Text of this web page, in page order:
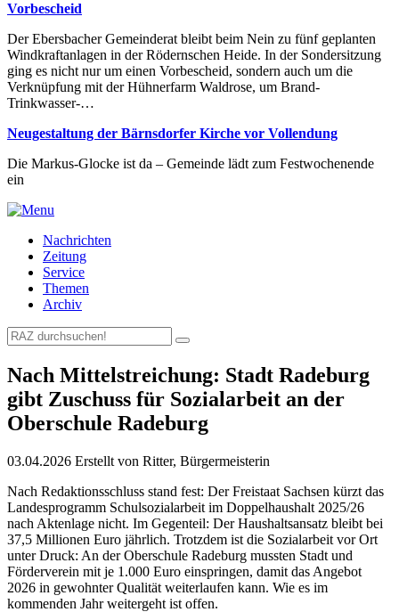
Vorbescheid
Der Ebersbacher Gemeinderat bleibt beim Nein zu fünf geplanten
Windkraftanlagen in der Rödernschen Heide. In der Sondersitzung
ging es nicht nur um einen Vorbescheid, sondern auch um die
Verknüpfung mit der Hühnerfarm Waldrose, um Brand-
Trinkwasser-…
Neugestaltung der Bärnsdorfer Kirche vor Vollendung
Die Markus-Glocke ist da – Gemeinde lädt zum Festwochenende
ein
Nachrichten
Zeitung
Service
Themen
Archiv
Nach Mittelstreichung: Stadt Radeburg
gibt Zuschuss für Sozialarbeit an der
Oberschule Radeburg
03.04.2026 Erstellt von Ritter, Bürgermeisterin
Nach Redaktionsschluss stand fest: Der Freistaat Sachsen kürzt das
Landesprogramm Schulsozialarbeit im Doppelhaushalt 2025/26
nach Aktenlage nicht. Im Gegenteil: Der Haushaltsansatz bleibt bei
37,5 Millionen Euro jährlich. Trotzdem ist die Sozialarbeit vor Ort
unter Druck: An der Oberschule Radeburg mussten Stadt und
Förderverein mit je 1.000 Euro einspringen, damit das Angebot
2026 in gewohnter Qualität weiterlaufen kann. Wie es im
kommenden Jahr weitergeht ist offen.